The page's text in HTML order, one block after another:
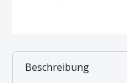
Beschreibung